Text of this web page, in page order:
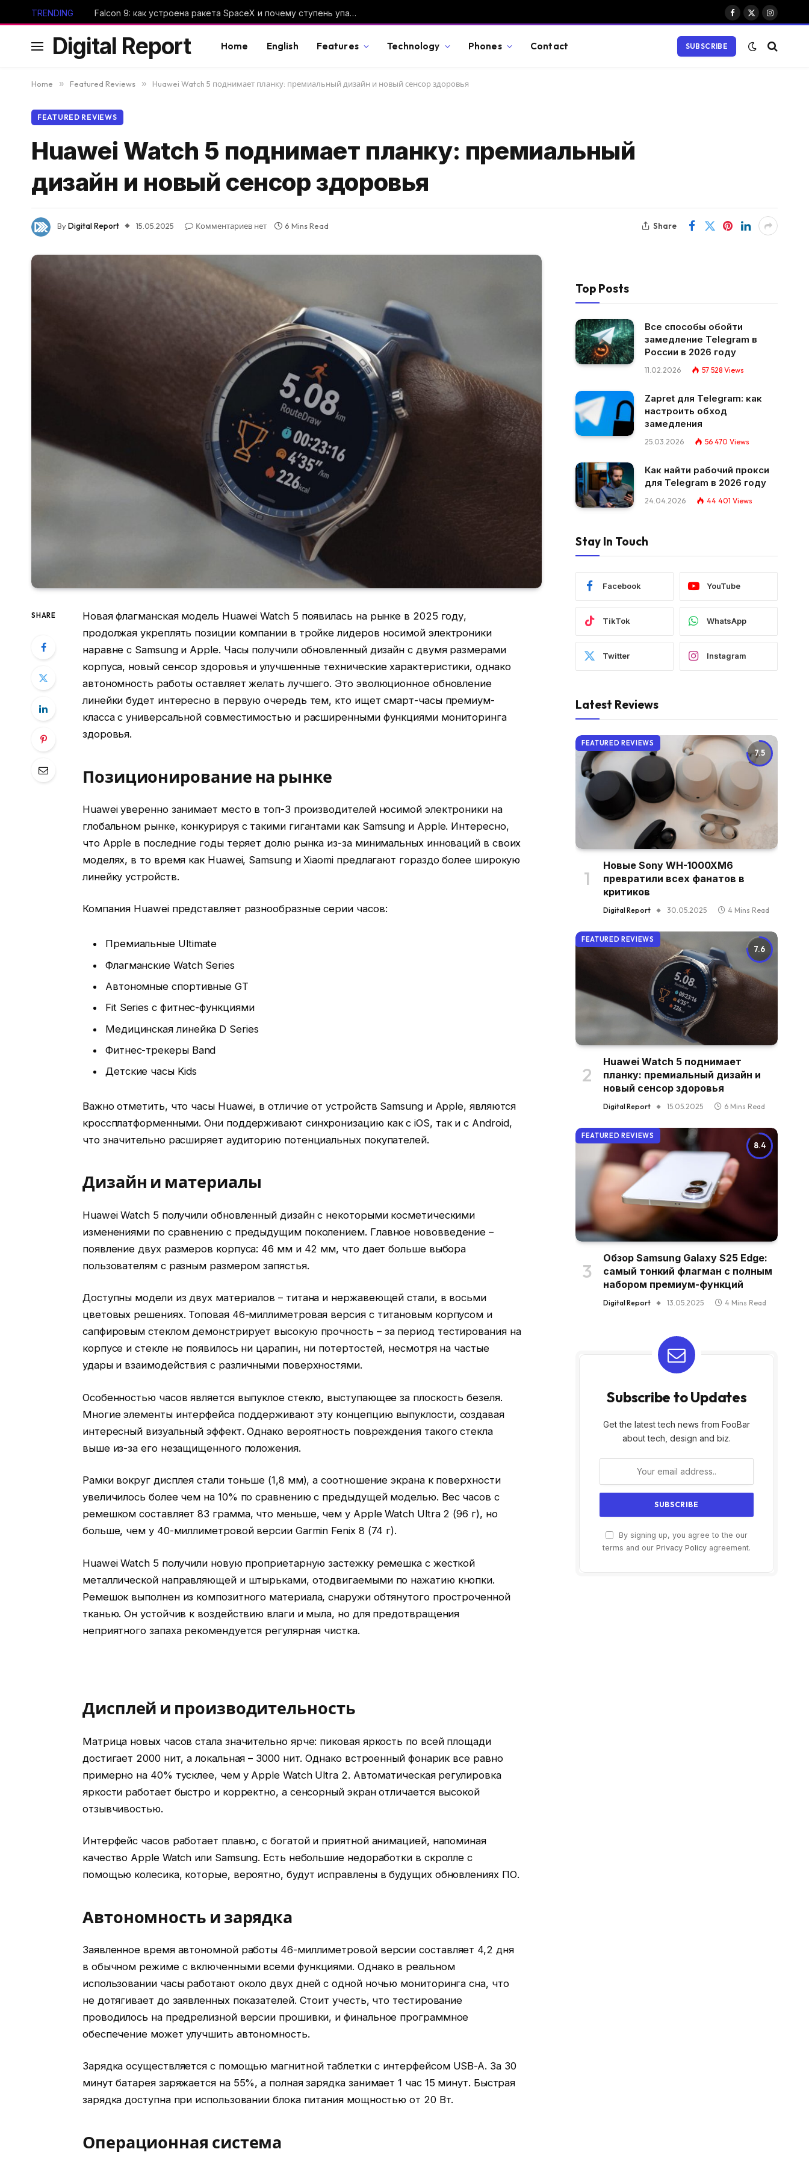
TRENDING Falcon 9: как устроена ракета SpaceX и почему ступень упала на Луну
Facebook
X
Instagram
Digital Report Home English Features Technology Phones Contact SUBSCRIBE
Home » Featured Reviews » Huawei Watch 5 поднимает планку: премиальный дизайн и новый сенсор здоровья
FEATURED REVIEWS
Huawei Watch 5 поднимает планку: премиальный
дизайн и новый сенсор здоровья
ByDigital Report 15.05.2025 Комментариев нет 6 Mins Read Share
SHARE
Новая флагманская модель Huawei Watch 5 появилась на рынке в 2025 году,
продолжая укреплять позиции компании в тройке лидеров носимой электроники
наравне с Samsung и Apple. Часы получили обновленный дизайн с двумя размерами
корпуса, новый сенсор здоровья и улучшенные технические характеристики, однако
автономность работы оставляет желать лучшего. Это эволюционное обновление
линейки будет интересно в первую очередь тем, кто ищет смарт-часы премиум-
класса с универсальной совместимостью и расширенными функциями мониторинга
здоровья.
Позиционирование на рынке
Huawei уверенно занимает место в топ-3 производителей носимой электроники на
глобальном рынке, конкурируя с такими гигантами как Samsung и Apple. Интересно,
что Apple в последние годы теряет долю рынка из-за минимальных инноваций в своих
моделях, в то время как Huawei, Samsung и Xiaomi предлагают гораздо более широкую
линейку устройств.
Компания Huawei представляет разнообразные серии часов:
Премиальные Ultimate
Флагманские Watch Series
Автономные спортивные GT
Fit Series с фитнес-функциями
Медицинская линейка D Series
Фитнес-трекеры Band
Детские часы Kids
Важно отметить, что часы Huawei, в отличие от устройств Samsung и Apple, являются
кроссплатформенными. Они поддерживают синхронизацию как с iOS, так и с Android,
что значительно расширяет аудиторию потенциальных покупателей.
Дизайн и материалы
Huawei Watch 5 получили обновленный дизайн с некоторыми косметическими
изменениями по сравнению с предыдущим поколением. Главное нововведение –
появление двух размеров корпуса: 46 мм и 42 мм, что дает больше выбора
пользователям с разным размером запястья.
Доступны модели из двух материалов – титана и нержавеющей стали, в восьми
цветовых решениях. Топовая 46-миллиметровая версия с титановым корпусом и
сапфировым стеклом демонстрирует высокую прочность – за период тестирования на
корпусе и стекле не появилось ни царапин, ни потертостей, несмотря на частые
удары и взаимодействия с различными поверхностями.
Особенностью часов является выпуклое стекло, выступающее за плоскость безеля.
Многие элементы интерфейса поддерживают эту концепцию выпуклости, создавая
интересный визуальный эффект. Однако вероятность повреждения такого стекла
выше из-за его незащищенного положения.
Рамки вокруг дисплея стали тоньше (1,8 мм), а соотношение экрана к поверхности
увеличилось более чем на 10% по сравнению с предыдущей моделью. Вес часов с
ремешком составляет 83 грамма, что меньше, чем у Apple Watch Ultra 2 (96 г), но
больше, чем у 40-миллиметровой версии Garmin Fenix 8 (74 г).
Huawei Watch 5 получили новую проприетарную застежку ремешка с жесткой
металлической направляющей и штырьками, отодвигаемыми по нажатию кнопки.
Ремешок выполнен из композитного материала, снаружи обтянутого простроченной
тканью. Он устойчив к воздействию влаги и мыла, но для предотвращения
неприятного запаха рекомендуется регулярная чистка.
Дисплей и производительность
Матрица новых часов стала значительно ярче: пиковая яркость по всей площади
достигает 2000 нит, а локальная – 3000 нит. Однако встроенный фонарик все равно
примерно на 40% тусклее, чем у Apple Watch Ultra 2. Автоматическая регулировка
яркости работает быстро и корректно, а сенсорный экран отличается высокой
отзывчивостью.
Интерфейс часов работает плавно, с богатой и приятной анимацией, напоминая
качество Apple Watch или Samsung. Есть небольшие недоработки в скролле с
помощью колесика, которые, вероятно, будут исправлены в будущих обновлениях ПО.
Автономность и зарядка
Заявленное время автономной работы 46-миллиметровой версии составляет 4,2 дня
в обычном режиме с включенными всеми функциями. Однако в реальном
использовании часы работают около двух дней с одной ночью мониторинга сна, что
не дотягивает до заявленных показателей. Стоит учесть, что тестирование
проводилось на предрелизной версии прошивки, и финальное программное
обеспечение может улучшить автономность.
Зарядка осуществляется с помощью магнитной таблетки с интерфейсом USB-A. За 30
минут батарея заряжается на 55%, а полная зарядка занимает 1 час 15 минут. Быстрая
зарядка доступна при использовании блока питания мощностью от 20 Вт.
Операционная система
Top Posts
Все способы обойти
замедление Telegram в
России в 2026 году
11.02.2026 57 528 Views
Zapret для Telegram: как
настроить обход
замедления
25.03.2026 56 470 Views
Как найти рабочий прокси
для Telegram в 2026 году
24.04.2026 44 401 Views
Stay In Touch
Facebook YouTube
TikTok WhatsApp
Twitter Instagram
Latest Reviews
7.5
FEATURED REVIEWS
Новые Sony WH-1000XM6
превратили всех фанатов в
критиков
Digital Report 30.05.2025 4 Mins Read
7.6
FEATURED REVIEWS
Huawei Watch 5 поднимает
планку: премиальный дизайн и
новый сенсор здоровья
Digital Report 15.05.2025 6 Mins Read
8.4
FEATURED REVIEWS
Обзор Samsung Galaxy S25 Edge:
самый тонкий флагман с полным
набором премиум-функций
Digital Report 13.05.2025 4 Mins Read
Subscribe to Updates
Get the latest tech news from FooBar
about tech, design and biz.
By signing up, you agree to the our
terms and our Privacy Policy agreement.